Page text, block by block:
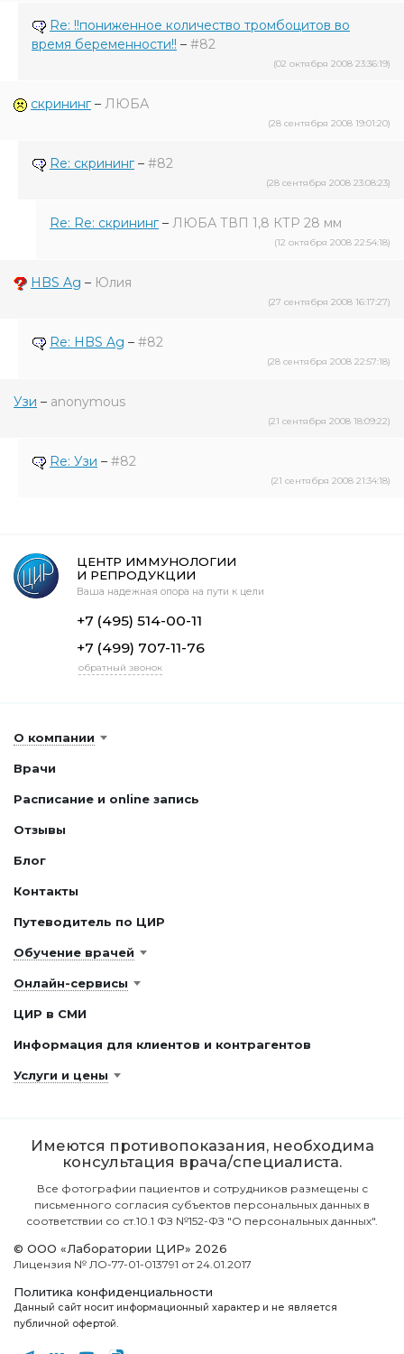
Re: !!пониженное количество тромбоцитов во
время беременности!! – #82
(02 октября 2008 23:36:19)
скрининг– ЛЮБА
(28 сентября 2008 19:01:20)
Re: скрининг– #82
(28 сентября 2008 23:08:23)
Re: Re: скрининг– ЛЮБА ТВП 1,8 КТР 28 мм
(12 октября 2008 22:54:18)
HBS Ag – Юлия
(27 сентября 2008 16:17:27)
Re: HBS Ag – #82
(28 сентября 2008 22:57:18)
Узи – anonymous
(21 сентября 2008 18:09:22)
Re: Узи – #82
(21 сентября 2008 21:34:18)
ЦЕНТР ИММУНОЛОГИИ
И РЕПРОДУКЦИИ
Ваша надежная опора на пути к цели
+7 (495) 514-00-11
+7 (499) 707-11-76
обратный звонок
О компании
Врачи
Расписание и online запись
Отзывы
Блог
Контакты
Путеводитель по ЦИР
Обучение врачей
Онлайн-сервисы
ЦИР в СМИ
Информация для клиентов и контрагентов
Услуги и цены
Имеются противопоказания, необходима
консультация врача/специалиста.
Все фотографии пациентов и сотрудников размещены с
письменного согласия субъектов персональных данных в
соответствии со ст.10.1 ФЗ №152-ФЗ "О персональных данных".
© ООО «Лаборатории ЦИР» 2026
Лицензия № ЛО-77-01-013791 от 24.01.2017
Политика конфиденциальности
Данный сайт носит информационный характер и не является
публичной офертой.